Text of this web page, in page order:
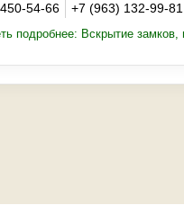
54-66 +7 (963) 132-99-81
подробнее: Вскрытие